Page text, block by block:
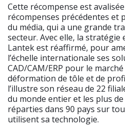
Cette récompense est
récompenses précédentes
du média, qui a une grande
secteur. Avec elle, la stratégie
Lantek est réaffirmé, pour
l’échelle internationale ses
CAD/CAM/ERP pour le
déformation de tôle et de
l’illustre son réseau de 22
du monde entier et les plus
réparties dans 90 pays sur
utilisent sa technologie.